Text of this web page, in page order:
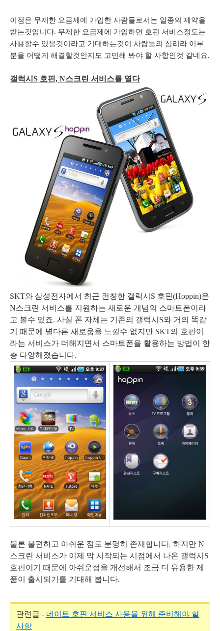
이점은 무제한 요금제에 가입한 사람들로서는 일종의 제약을
받는것입니다. 무제한 요금제에 가입하면 호핀 서비스정도는
사용할수 있을것이라고 기대하는것이 사람들의 심리라 이부
분을 어떻게 해결할것인지도 고민해 봐야 할 사항인것 같네요.
갤럭시S 호핀, N스크린 서비스를 열다
SKT와 삼성전자에서 최근 런칭한 갤럭시S 호핀(Hoppin)은
N스크린 서비스를 지원하는 새로운 개념의 스마트폰이라
고 볼수 있죠. 사실 폰 자체는 기존의 갤럭시S와 거의 똑같
기 때문에 별다른 새로움을 느낄수 없지만 SKT의 호핀이
라는 서비스가 더해지면서 스마트폰을 활용하는 방법이 한
층 다양해졌습니다.
물론 불편하고 아쉬운 점도 분명히 존재합니다. 하지만 N
스크린 서비스가 이제 막 시작되는 시점에서 나온 갤럭시S
호핀이기 때문에 아쉬운점을 개선해서 조금 더 유용한 제
품이 출시되기를 기대해 봅니다.
관련글 - 네이트 호핀 서비스 사용을 위해 준비해야 할
사항